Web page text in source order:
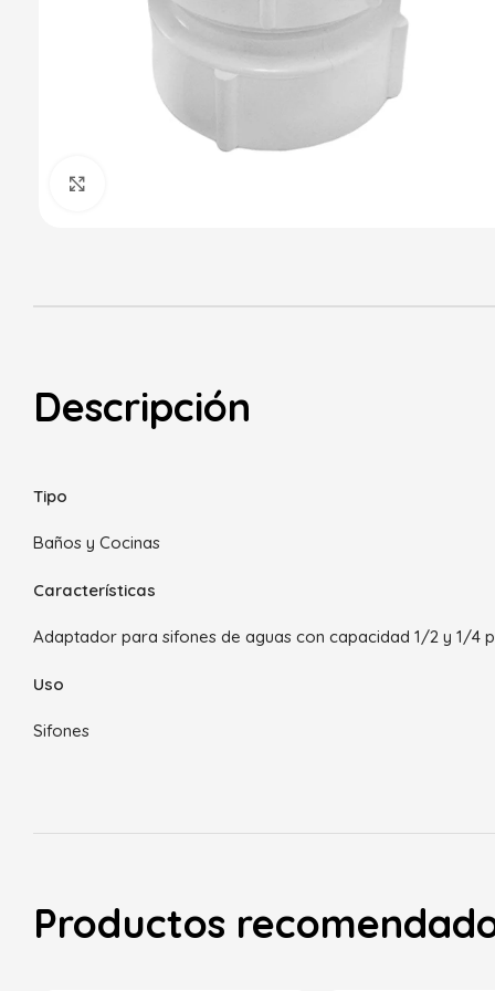
Descripción
Tipo
Baños y Cocinas
Características
Adaptador para sifones de aguas con capacidad 1/2 y 1/4
Uso
Sifones
Productos